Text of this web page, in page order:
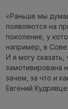
«Раньше мы
появляются на
поколение, у
например, в
И я могу
замотивирована
зачем, за что и
Евгений